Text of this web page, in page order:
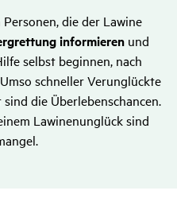
die der Lawine
informieren und
selbst beginnen, nach
schneller Verunglückte
die Überlebenschancen.
Lawinenunglück sind